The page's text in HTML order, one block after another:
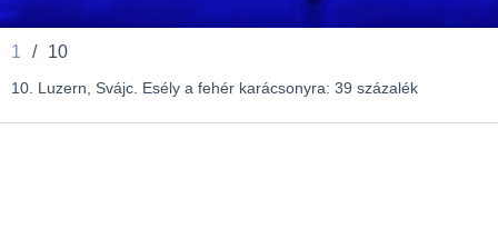
1 / 10
10. Luzern, Svájc. Esély a fehér karácsonyra: 39 százalék